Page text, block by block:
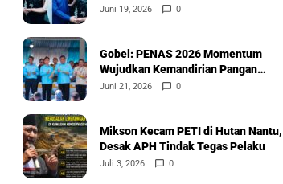
Diprioritaskan
Juni 19, 2026 0
Gobel: PENAS 2026 Momentum
Wujudkan Kemandirian Pangan
Nasional
Juni 21, 2026 0
Mikson Kecam PETI di Hutan Nantu,
Desak APH Tindak Tegas Pelaku
Juli 3, 2026 0